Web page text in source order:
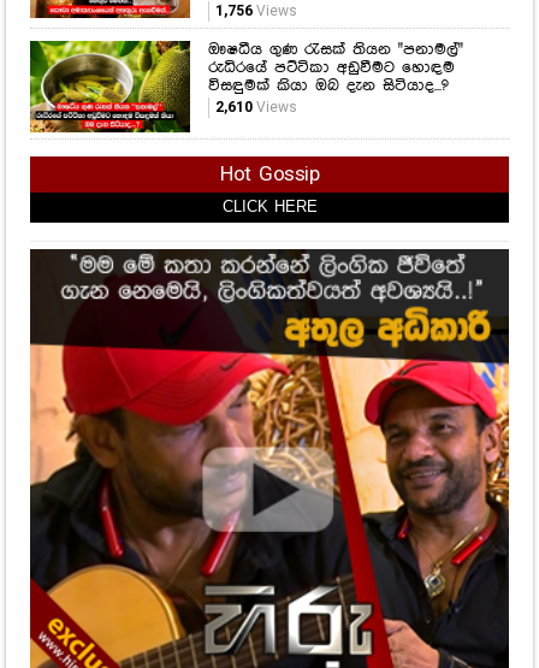
1,756Views
ඖෂධීය ගුණ රැසක් තියන "පනාමල්"
රුධිරයේ පට්ටිකා අඩුවීමට හොඳම
විසඳුමක් කියා ඔබ දැන සිටියාද...?
2,610Views
Hot Gossip
CLICK HERE
CLICK HERE